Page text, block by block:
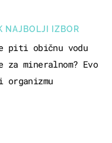
NAJBOLJI IZBOR
piti običnu vodu
za mineralnom? Evo